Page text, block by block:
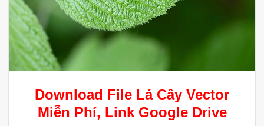
Download File Lá Cây Vector
Miễn Phí, Link Google Drive